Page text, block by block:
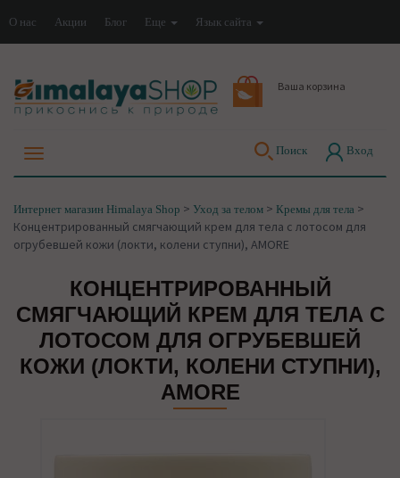
О нас Акции Блог Еще Язык сайта
Ваша корзина
Поиск Вход
Интернет магазин Himalaya Shop > Уход за телом > Кремы для тела >
Концентрированный смягчающий крем для тела с лотосом для
огрубевшей кожи (локти, колени ступни), AMORE
КОНЦЕНТРИРОВАННЫЙ
СМЯГЧАЮЩИЙ КРЕМ ДЛЯ ТЕЛА С
ЛОТОСОМ ДЛЯ ОГРУБЕВШЕЙ
КОЖИ (ЛОКТИ, КОЛЕНИ СТУПНИ),
AMORE